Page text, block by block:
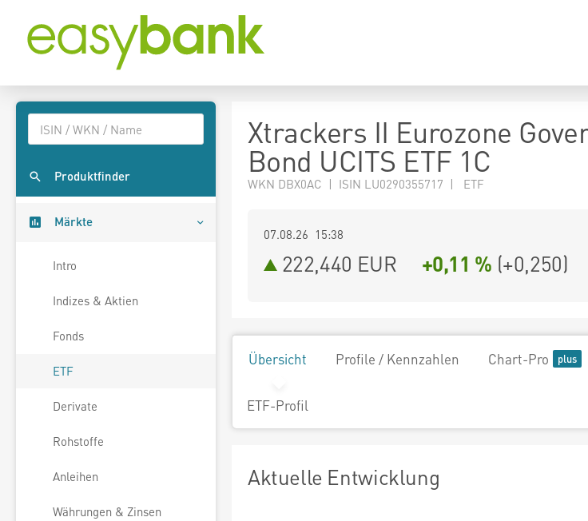
Produktfinder
Märkte
Intro
Indizes & Aktien
Fonds
ETF
Derivate
Rohstoffe
Anleihen
Währungen & Zinsen
Xtrackers II Eurozone
Bond UCITS ETF 1C
WKN DBX0AC | ISIN LU0290355717 | ETF
07.08.26 15:38
222,440 EUR +0,11 % (+0,250)
Übersicht Profile / Kennzahlen Chart-Pro
ETF-Profil
Aktuelle Entwicklung